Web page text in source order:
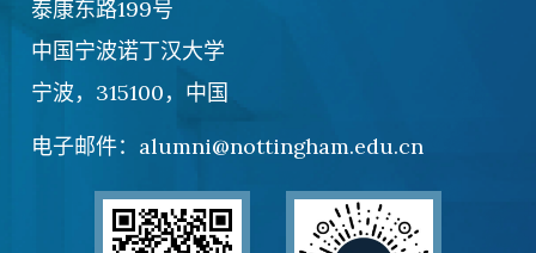
泰康东路199号
中国宁波诺丁汉大学
宁波，315100，中国
电子邮件：alumni@nottingham.edu.cn